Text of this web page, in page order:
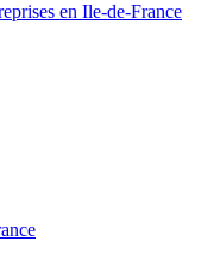
en Ile-de-France